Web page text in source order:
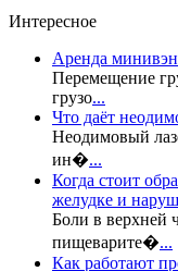
Интересное
Аренда
Перемещение
грузо...
Что даёт
Неодимовый
ин�...
Когда стоит
желудке и
Боли в верхней
пищеварите�...
Как работают